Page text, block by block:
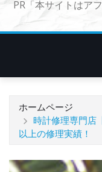
PR「本サイトはア
ホームページ
時計修理専門店
以上の修理実績！